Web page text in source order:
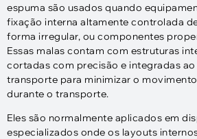
espuma são usados ​​quando
fixação interna altamente controlada
forma irregular, ou componentes
Essas malas contam com estruturas
cortadas com precisão e integradas
transporte para minimizar o
durante o transporte.
Eles são normalmente aplicados em
especializados onde os layouts